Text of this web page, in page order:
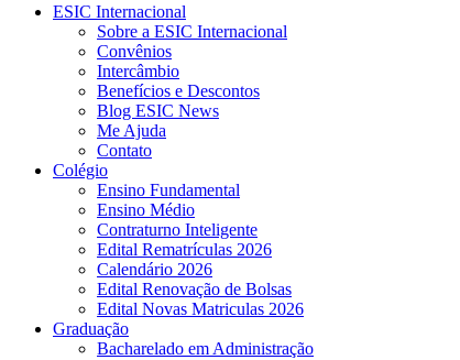
ESIC Internacional
Sobre a ESIC Internacional
Convênios
Intercâmbio
Benefícios e Descontos
Blog ESIC News
Me Ajuda
Contato
Colégio
Ensino Fundamental
Ensino Médio
Contraturno Inteligente
Edital Rematrículas 2026
Calendário 2026
Edital Renovação de Bolsas
Edital Novas Matriculas 2026
Graduação
Bacharelado em Administração